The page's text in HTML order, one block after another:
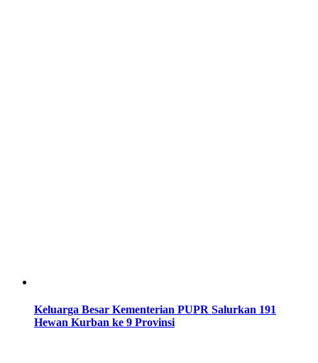
Keluarga Besar Kementerian PUPR Salurkan 191
Hewan Kurban ke 9 Provinsi